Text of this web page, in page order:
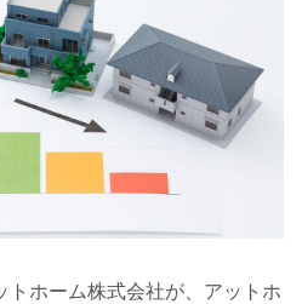
トホーム株式会社が、アットホ